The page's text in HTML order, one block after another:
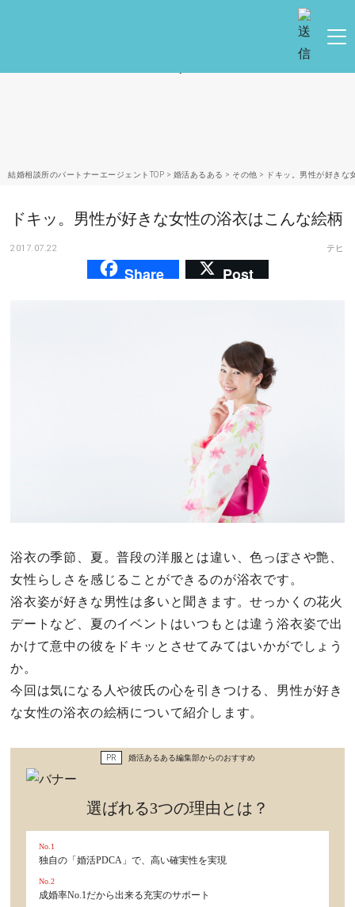
恋愛の悩み
出会い
合コン・街コン
占い・診断
ファッション・美容
グルメ
趣味・旅行
セックスライフ
感動
結婚相談所のパートナーエージェントTOP > 婚活あるある > その他 > ドキッ。男性が好きな
ドキッ。男性が好きな女性の浴衣はこんな絵柄
2017.07.22 テヒ
Share Post
浴衣の季節、夏。普段の洋服とは違い、色っぽさや艶、
女性らしさを感じることができるのが浴衣です。
浴衣姿が好きな男性は多いと聞きます。せっかくの花火
デートなど、夏のイベントはいつもとは違う浴衣姿で出
かけて意中の彼をドキッとさせてみてはいかがでしょう
か。
今回は気になる人や彼氏の心を引きつける、男性が好き
な女性の浴衣の絵柄について紹介します。
PR 婚活あるある編集部からのおすすめ
選ばれる3つの理由とは？
No.1
独自の「婚活PDCA」で、高い確実性を実現
No.2
成婚率No.1だから出来る充実のサポート